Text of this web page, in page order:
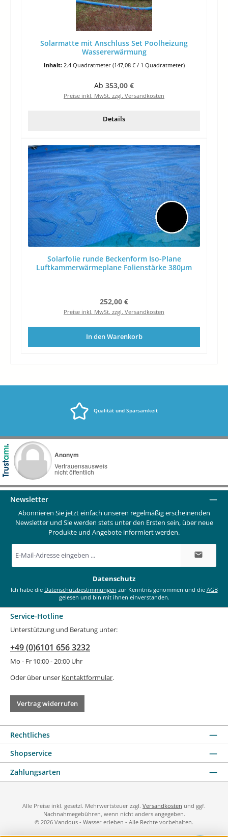
Solarmatte mit Anschluss Set Poolheizung
Wassererwärmung
Inhalt: 2.4 Quadratmeter (147,08 € / 1 Quadratmeter)
Regulärer Preis:
Ab 353,00 €
Preise inkl. MwSt. zzgl. Versandkosten
Details
Solarfolie runde Beckenform Iso-Plane
Luftkammerwärmeplane Folienstärke 380µm
Regulärer Preis:
252,00 €
Preise inkl. MwSt. zzgl. Versandkosten
In den Warenkorb
Qualität und Sparsamkeit
Newsletter
Abonnieren Sie jetzt einfach unseren regelmäßig erscheinenden
Newsletter und Sie werden stets unter den Ersten sein, über neue
Produkte und Angebote informiert werden.
Mail-
Datenschutz
Ich habe die Datenschutzbestimmungen zur Kenntnis genommen und die AGB
gelesen und bin mit ihnen einverstanden.
Service-Hotline
Unterstützung und Beratung unter:
+49 (0)6101 656 3232
Mo - Fr 10:00 - 20:00 Uhr
Oder über unser Kontaktformular.
Vertrag widerrufen
Rechtliches
Shopservice
Zahlungsarten
Alle Preise inkl. gesetzl. Mehrwertsteuer zzgl. Versandkosten und ggf.
Nachnahmegebühren, wenn nicht anders angegeben.
© 2026 Vandous - Wasser erleben - Alle Rechte vorbehalten.